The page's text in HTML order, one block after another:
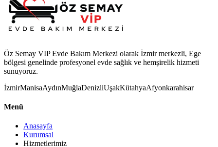
Öz Semay VIP Evde Bakım Merkezi olarak İzmir merkezli, Ege
bölgesi genelinde profesyonel evde sağlık ve hemşirelik hizmeti
sunuyoruz.
İzmirManisaAydınMuğlaDenizliUşakKütahyaAfyonkarahisar
Menü
Anasayfa
Kurumsal
Hizmetlerimiz